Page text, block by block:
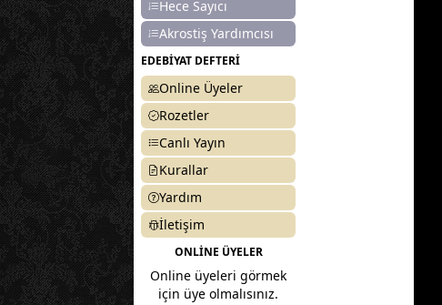
Hece Sayıcı
Akrostiş Yardımcısı
EDEBİYAT DEFTERİ
Online Üyeler
Rozetler
Canlı Yayın
Kurallar
Yardım
İletişim
ONLİNE ÜYELER
Online üyeleri görmek
için üye olmalısınız.